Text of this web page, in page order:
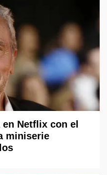
Netflix con el
miniserie